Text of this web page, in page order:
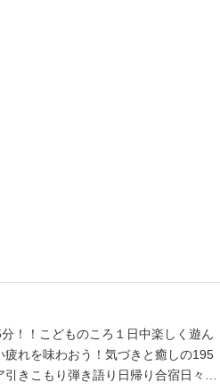
！！こどものころ１日中楽しく遊ん
れを味わおう！気づきと癒しの195
きこもり弾き語り日帰り合宿日々の